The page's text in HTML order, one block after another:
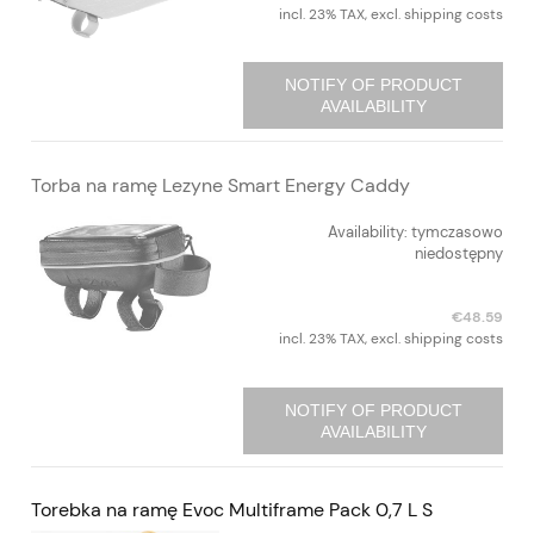
incl. 23% TAX, excl. shipping costs
NOTIFY OF PRODUCT
AVAILABILITY
Torba na ramę Lezyne Smart Energy Caddy
Availability: tymczasowo
niedostępny
€48.59
incl. 23% TAX, excl. shipping costs
NOTIFY OF PRODUCT
AVAILABILITY
Torebka na ramę Evoc Multiframe Pack 0,7 L S